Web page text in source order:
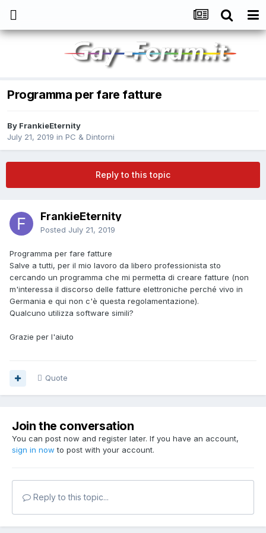
Programma per fare fatture
By FrankieEternity
July 21, 2019 in PC & Dintorni
Reply to this topic
FrankieEternity
Posted July 21, 2019
Programma per fare fatture
Salve a tutti, per il mio lavoro da libero professionista sto
cercando un programma che mi permetta di creare fatture (non
m'interessa il discorso delle fatture elettroniche perché vivo in
Germania e qui non c'è questa regolamentazione).
Qualcuno utilizza software simili?
Grazie per l'aiuto
Quote
Join the conversation
You can post now and register later. If you have an account,
sign in now to post with your account.
Reply to this topic...